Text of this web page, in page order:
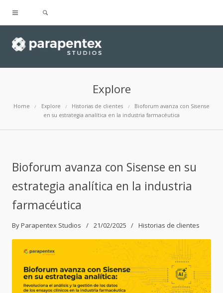
Explore
Home Explore Historias de clientes
Bioforum avanza con Sisense
en su estrategia analítica en la industria farmacéutica
Bioforum avanza con Sisense en su
estrategia analítica en la industria
farmacéutica
ByParapentex Studios 21/02/2025 Historias de clientes